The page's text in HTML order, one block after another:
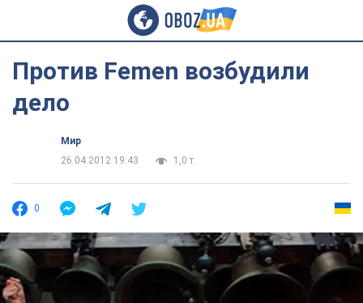
Против Femen возбудили
дело
Мир
26.04.2012 19:43
1,0 т.
0